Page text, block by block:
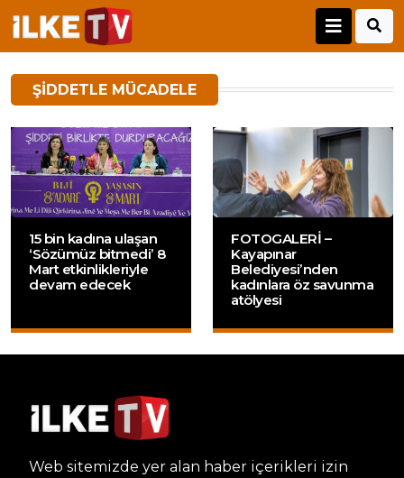
ŞIDDETLE MÜCADELE
15 bin kadına ulaşan
‘Sözümüz bitmedi’ 8
Mart etkinlikleriyle
devam edecek
FOTOGALERİ –
Kayapınar
Belediyesi’nden
kadınlara öz savunma
atölyesi
Web sitemizde yer alan haber içerikleri izin